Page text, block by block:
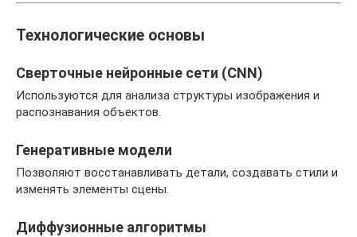
Технологические основы
Сверточные нейронные сети (CNN)
Используются для анализа структуры изображения и
распознавания объектов.
Генеративные модели
Позволяют восстанавливать детали, создавать стили и
изменять элементы сцены.
Диффузионные алгоритмы